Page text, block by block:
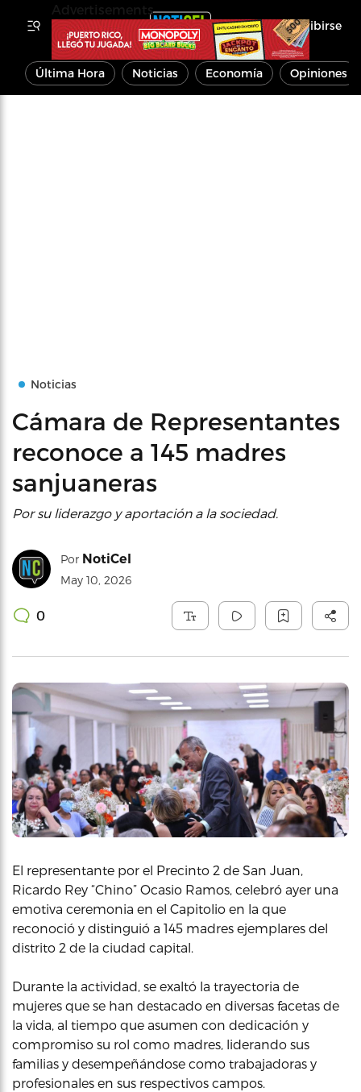
Inscribirse
Última Hora Noticias Economía Opiniones
Noticias
Cámara de Representantes
reconoce a 145 madres
sanjuaneras
Por su liderazgo y aportación a la sociedad.
Por NotiCel
May 10, 2026
0
El representante por el Precinto 2 de San Juan,
Ricardo Rey “Chino” Ocasio Ramos, celebró ayer una
emotiva ceremonia en el Capitolio en la que
reconoció y distinguió a 145 madres ejemplares del
distrito 2 de la ciudad capital.
Durante la actividad, se exaltó la trayectoria de
mujeres que se han destacado en diversas facetas de
la vida, al tiempo que asumen con dedicación y
compromiso su rol como madres, liderando sus
familias y desempeñándose como trabajadoras y
profesionales en sus respectivos campos.
Advertisements